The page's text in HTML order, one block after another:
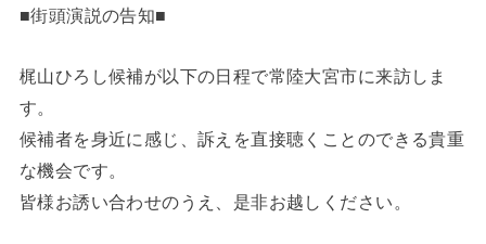
■街頭演説の告知■
梶山ひろし候補が以下の日程で常陸大宮市に来訪しま
す。
候補者を身近に感じ、訴えを直接聴くことのできる貴重
な機会です。
皆様お誘い合わせのうえ、是非お越しください。